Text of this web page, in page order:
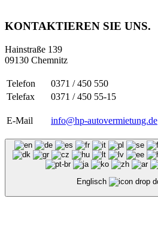
KONTAKTIEREN SIE UNS.
Hainstraße 139
09130 Chemnitz
Telefon
0371 / 450 550
Telefax
0371 / 450 55-15
E-Mail info@hp-autovermietung.de
Englisch